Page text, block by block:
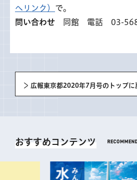
へリンク） で。
問い合わせ 同館 電話 03-
広報東京都2020年7月号のトップに
おすすめコンテンツ